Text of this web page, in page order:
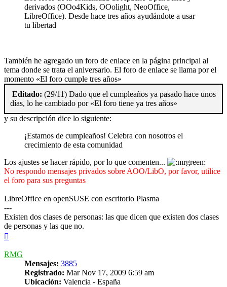
derivados (OOo4Kids, OOolight, NeoOffice,
LibreOffice). Desde hace tres años ayudándote a usar
tu libertad
También he agregado un foro de enlace en la página principal al
tema donde se trata el aniversario. El foro de enlace se llama por el
momento «El foro cumple tres años»
Editado: (29/11) Dado que el cumpleaños ya pasado hace unos
días, lo he cambiado por «El foro tiene ya tres años»
y su descripción dice lo siguiente:
¡Estamos de cumpleaños! Celebra con nosotros el
crecimiento de esta comunidad
Los ajustes se hacer rápido, por lo que comenten...
No respondo mensajes privados sobre AOO/LibO, por favor, utilice
el foro para sus preguntas
LibreOffice en openSUSE con escritorio Plasma
---
Existen dos clases de personas: las que dicen que existen dos clases
de personas y las que no.
RMG
Mensajes: 3885
Registrado: Mar Nov 17, 2009 6:59 am
Ubicación: Valencia - España